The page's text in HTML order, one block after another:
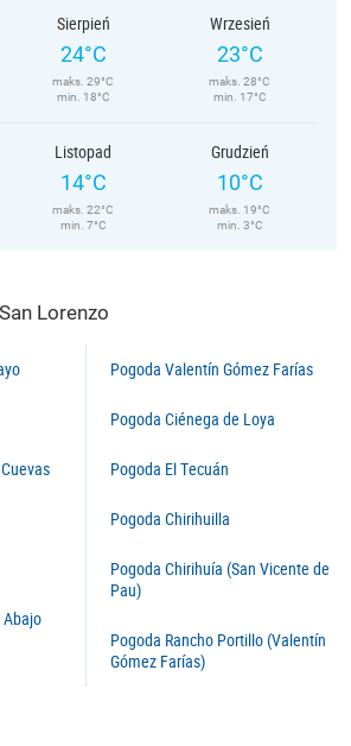
Sierpień
24°C
maks. 29°C
min. 18°C
Wrzesień
23°C
maks. 28°C
min. 17°C
Listopad
14°C
maks. 22°C
min. 7°C
Grudzień
10°C
maks. 19°C
min. 3°C
Lorenzo
Abajo
Pogoda Valentín Gómez Farías
Pogoda Ciénega de Loya
Pogoda El Tecuán
Pogoda Chirihuilla
Pogoda Chirihuía (San Vicente de
Pau)
Pogoda Rancho Portillo (Valentín
Gómez Farías)